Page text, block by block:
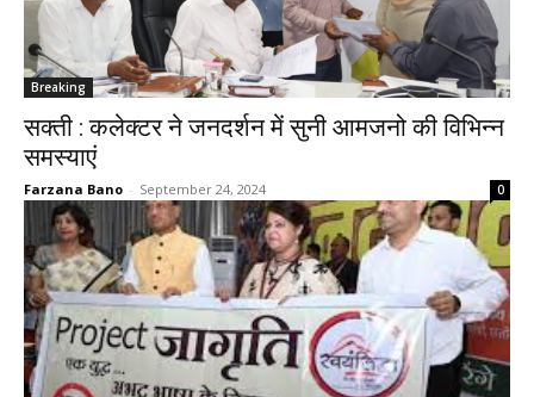
Breaking
सक्ती : कलेक्टर ने जनदर्शन में सुनी आमजनो की विभिन्न
समस्याएं
Farzana Bano - September 24, 2024 0